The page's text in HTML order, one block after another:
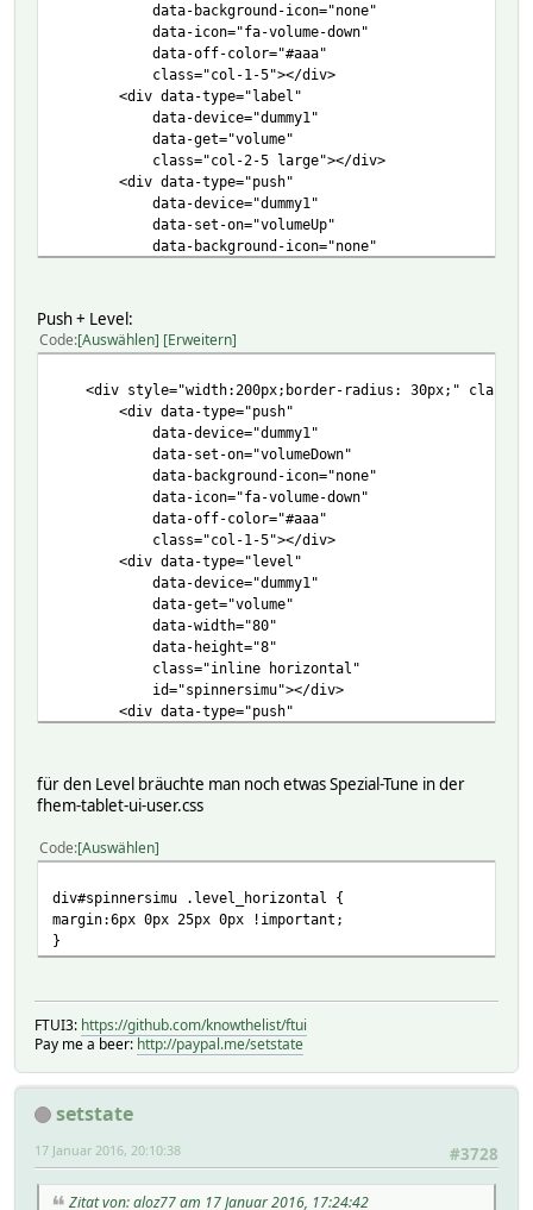
data-background-icon="none"
data-icon="fa-volume-down"
data-off-color="#aaa"
class="col-1-5"></div>
<div data-type="label"
data-device="dummy1"
data-get="volume"
class="col-2-5 large"></div>
<div data-type="push"
data-device="dummy1"
data-set-on="volumeUp"
data-background-icon="none"
class="col-1-5"></div>
</div>
Push + Level:
Code Auswählen Erweitern
<div style="width:200px;border-radius: 30px;"
<div data-type="push"
data-device="dummy1"
data-set-on="volumeDown"
data-background-icon="none"
data-icon="fa-volume-down"
data-off-color="#aaa"
class="col-1-5"></div>
<div data-type="level"
data-device="dummy1"
data-get="volume"
data-width="80"
data-height="8"
class="inline horizontal"
id="spinnersimu"></div>
<div data-type="push"
data-background-icon="none"
data-off-color="#aaa"
class="col-1-5"></div>
</div>
für den Level bräuchte man noch etwas Spezial-Tune in der
fhem-tablet-ui-user.css
Code Auswählen
div#spinnersimu .level_horizontal {
margin:6px 0px 25px 0px !important;
}
FTUI3: https://github.com/knowthelist/ftui
Pay me a beer: http://paypal.me/setstate
setstate
#3728
17 Januar 2016, 20:10:38
Zitat von: aloz77 am 17 Januar 2016, 17:24:42